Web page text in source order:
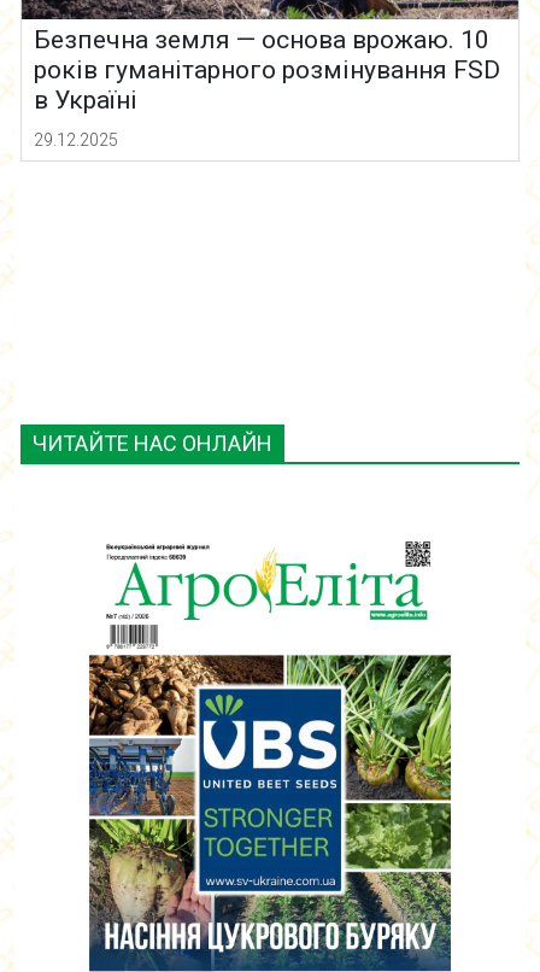
ЧИТАЙТЕ НАС ОНЛАЙН
Безпечна земля — основа врожаю. 10
років гуманітарного розмінування FSD
в Україні
29.12.2025